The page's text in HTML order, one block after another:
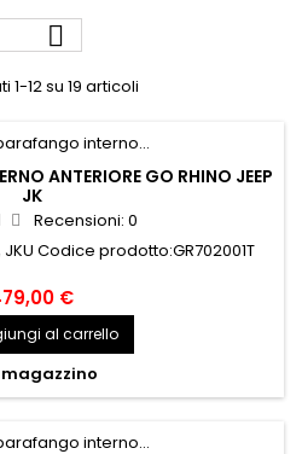

1-12 su 19 articoli
ANTERIORE GO RHINO JEEP
JK
Recensioni: 0
, JKU Codice prodotto:GR702001T
€
al carrello
magazzino